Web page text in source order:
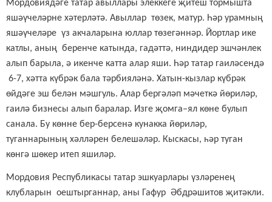
Мордовиядәге татар авыллары элеккеге җитеш тормышта
яшәүчеләрне хәтерләтә. Авыллар төзек, матур. Һәр урамның
яшәүчеләре үз акчаларына юллар төзегәннәр. Йортлар ике
катлы, аның беренче катында, гадәттә, ниндидер эшчәнлек
алып барыла, ә икенче катта алар яши. Һәр татар гаиләсендә
6-7, хәтта күбрәк бала тәрбияләнә. Хатын-кызлар күбрәк
өйдәге эш белән мәшгуль. Алар бергәләп мәчеткә йөриләр,
гаилә бизнесы алып баралар. Изге җомга–ял көне булып
санала. Бу көнне бер-берсенә кунакка йөриләр,
туганнарының хәлләрен белешәләр. Кыскасы, һәр туган
көнгә шөкер итеп яшиләр.
Мордовия Республикасы татар эшкуарлары үзләренең
клубларын оештырганнар, аны Гафур Әбдрәшитов җитәкли.